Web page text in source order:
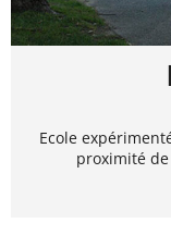
Ecole
proximité